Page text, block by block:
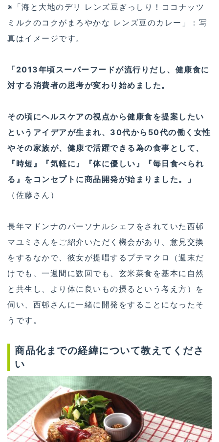
※「海と大地のデリ レンズ豆ぎっしり！ココナッツ
ミルクのコクがまろやかな レンズ豆のカレー」：写
真はイメージです。
「2013年頃スーパーフードが流行りだし、健康食に
対する消費者の思考が変わり始めました。
その頃にヘルスケアの視点から健康食を提案したい
というアイデアが生まれ、30代から50代の働く女性
やその家族が、健康で活躍できる為の食事として、
『時短』『気軽に』『体に優しい』『毎日食べられ
る』をコンセプトに商品開発が始まりました。」
（佐藤さん）
長年マドンナのパーソナルシェフをされていた西邨
マユミさんをご紹介いただく機会があり、意見交換
をするなかで、彼女が提唱するプチマクロ（週末だ
けでも、一週間に数回でも、玄米菜食を基本に自然
と共生し、より体に良いもの摂るという考え方）を
伺い、西邨さんに一緒に開発をすることになったそ
うです。
商品化までの経緯について教えてくださ
い